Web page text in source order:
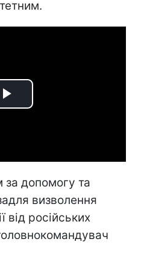
Play
допомогу та
визволення
від російських